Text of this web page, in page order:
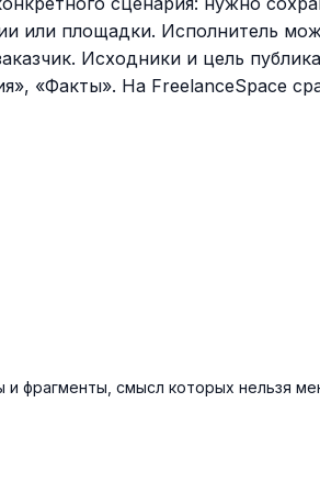
или площадки. Исполнитель
Исходники и цель
«Факты». На FreelanceSpace
и фрагменты, смысл которых нельзя